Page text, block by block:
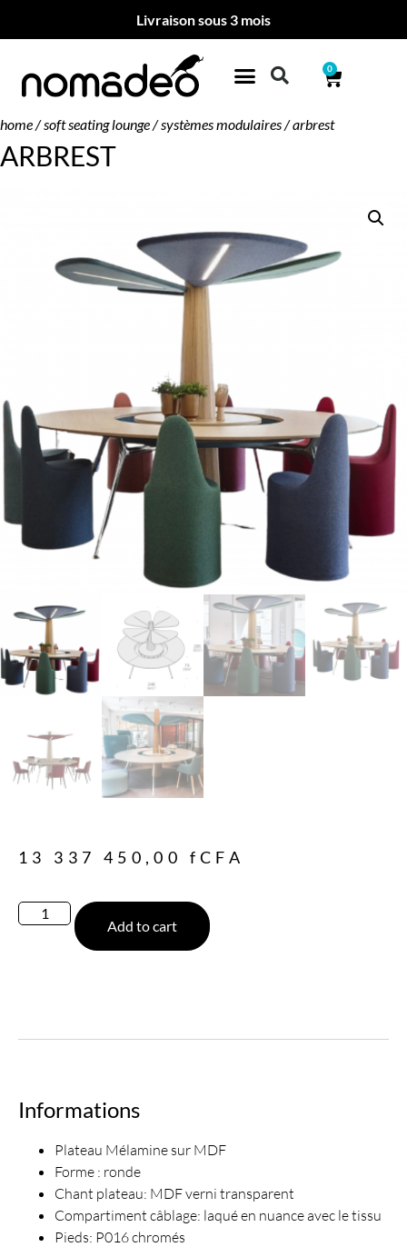
Livraison sous 3 mois
0
home/soft seating lounge/systèmes modulaires/ arbrest
ARBREST
13 337 450,00 fCFA
Add to cart
Informations
Plateau Mélamine sur MDF
Forme : ronde
Chant plateau: MDF verni transparent
Compartiment câblage: laqué en nuance avec le tissu
Pieds: P016 chromés